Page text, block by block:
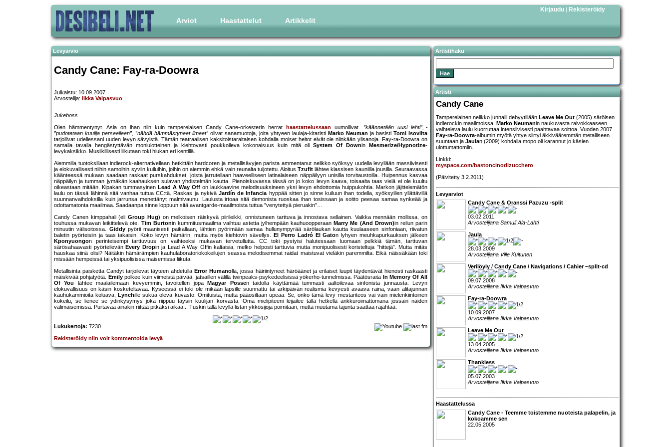
Arviot Haastattelut Artikkelit
Kirjaudu | Rekisteröidy
Levyarvio
Candy Cane: Fay-ra-Doowra
Julkaistu: 10.09.2007
Arvostelija:
Ilkka Valpasvuo
Jukeboss
Olen hämmentynyt. Asia on ihan niin kuin tamperelaisen Candy Cane-orkesterin herrat
haastattelussaan uumoilivat. ”käännetään uusi lehti”,
”pudotetaan kuulija perseelleen”, ”nähdä hämmästyneet ilmeet” olivat sanamuotoja, joita yhtyeen laulaja-kitaristi Marko Neuman ja basisti Tomi Isoviita
tarjoilivat udellessani uuden levyn sävyistä. Tämän teatraalisen kaksitoistaraitaisen kohdalla moiset heitot eivät ole niinkään ylisanoja. Fay-ra-Doowra on
samalla tavalla hengästyttävän moniulotteinen ja kiehtovasti poukkoileva kokonaisuus kuin mitä oli System Of Downin Mesmerize/Hypnotize-
levykaksikko. Musiikillisesti liikutaan toki hiukan eri kentillä.
Aiemmilla tuotoksillaan indierock-alternativellaan hetkittäin hardcoren ja metallisävyjen parista ammentanut nelikko syöksyy uudella levyllään massiivisesti
ja elokuvallisesti niihin samoihin syviin kuiluihin, joihin on aiemmin ehkä vain reunalta tuijotettu. AloitusTzufit lähtee klassisen kauniilla jousilla. Seuraavassa
käänteessä mukaan saadaan raskaat purskahdukset, joista jarrutellaan haaveelliseen latinalaiseen näppäilyyn unisilla torvitaustoilla. Huipennus kasvaa
näppäilyn ja tumman jymäkän kaahauksen sulavan yhdistelmän kautta. Pienoiskuvassa tässä on jo koko levyn kaava, toisaalta taas vielä ei ole kuultu
oikeastaan mitään. Kipakan tummasyinen Lead A Way Off on laukkaavine melodisuuksineen yksi levyn ehdottomia huippukohtia. Markon jäjittelemätön
laulu on tässä lähinnä sitä vanhaa tuttua CC:tä. Raskas ja nykivä Jardín de Infanciahyppää sitten jo sinne kuiluun ihan todella, syöksyillen yllättävillä
suunnanvaihdoksilla kuin jarrunsa menettänyt malmivaunu. Laulusta irtoaa sitä demonista ruoskaa ihan tosissaan ja soitto peesaa samaa synkeää ja
odottamatonta maailmaa. Saadaanpa sinne loppuun sitä avantgarde-maailmoista tuttua ”venytettyä pieruakin”…
Candy Canen kimppahali (eliGroup Hug) on melkoisen räiskyvä piirileikki, onnistuneen tarttuva ja innostava sellainen. Vaikka mennään mollissa, on
touhussa mukavan leikittelevä ote. Tim Burtonin kummitusmaailma vaihtuu astetta jylhempään kauhuoopperaan Marry Me (And Drown)in reilun parin
minuutin välisoitossa. Giddypyörii maanisesti paikallaan, lähtien pyörimään samaa hullunympyrää särölaukan kautta kuulaaseen sinfoniaan, riivatun
baletin pyörteisiin ja taas takaisin. Koko levyn hämärin, mutta myös kiehtovin sävellys.
El Perro Ladró El Gaton lyhyen meuhkapurkauksen jälkeen
Kponyuongon perinteisempi tarttuvuus on vaihteeksi mukavan tervetullutta. CC toki pystyisi halutessaan luomaan pelkkiä tämän, tarttuvan
särösahaavasti pyörteilevän Every Dropin ja Lead A Way Offin kaltaisia, melko helposti tarttuvia mutta monipuolisesti koristeltuja ”hittejä”. Mutta mitäs
hauskaa siinä olisi? Näitäkin hämärämpien kauhulaboratoriokokeilujen seassa melodisemmat raidat maistuvat vieläkin paremmilta. Eikä näissäkään toki
missään hempeissä tai yksipuolisissa maisemissa liikuta.
Metallisinta paisketta Candyt tarjoilevat täyteen ahdetulla Error Humano lla, jossa häiriintyneet häröäänet ja erilaiset luupit täydentävät hienosti raskaasti
mäiskivää pohjatyötä. Emilypolkee kuin viimeistä päivää, jatsaillen välillä twinpeaks-psykedeelisissä yökerho-tunnelmissa. Päätösraita In Memory Of All
Of You
lähtee maalailemaan kevyemmin, tavoitellen jopa Magyar Possen taidolla käyttämää tummasti aaltoilevaa sinfonista junnausta. Levyn
elokuvallisuus on käsin kosketeltavaa. Kyseessä ei toki ole mikään lapsille suunnattu tai arkipäivän realismia kevyesti avaava raina, vaan alitajunnan
kauhukammioita koluava, Lynchille sukua oleva kuvasto. Omituista, mutta pääosiltaan upeaa. Se, onko tämä levy mestariteos vai vain mielenkiintoinen
kokeilu, se lienee se ydinkysymys joka riippuu täysin kuulijan korvasta. Oma mielipiteeni leijailee tällä hetkellä ankkuroimattomana jossain näiden
välimaisemissa. Purtavaa ainakin riittää pitkäksi aikaa... Tuskin tällä levyllä listan ykkösijoja poimitaan, mutta muutama tajunta saattaa räjähtää.
Lukukertoja: 7230
Rekisteröidy niin voit kommentoida levyä
Artistihaku
Artisti
Candy Cane
Tamperelainen nelikko junnaili debyytillään Leave Me Out (2005) säröisen
indierockin maailmoissa. Marko Neumanin naukuvasta raivokkaaseen
vaihteleva laulu kuorruttaa intensiivisesti paahtavaa soittoa. Vuoden 2007
Fay-ra-Doowra-albumin myötä yhtye siirtyi äkkivääremmän metalliseen
suuntaan ja Jaulan (2009) kohdalla mopo oli karannut jo käsien
ulottumattomiin.
Linkki:
myspace.com/bastoncinodizucchero
(Päivitetty 3.2.2011)
Levyarviot
Candy Cane & Oranssi Pazuzu -split
03.02.2011
Arvostelijana Samuli Ala-Lahti
Jaula
28.03.2009
Arvostelijana Ville Kuitunen
Verilöyly / Candy Cane / Navigations / Cahier –split-cd
09.07.2008
Arvostelijana Ilkka Valpasvuo
Fay-ra-Doowra
10.09.2007
Arvostelijana Ilkka Valpasvuo
Leave Me Out
13.04.2005
Arvostelijana Ilkka Valpasvuo
Thankless
05.07.2003
Arvostelijana Ilkka Valpasvuo
Haastattelussa
Candy Cane - Teemme toistemme nuoteista palapelin, ja
kokoamme sen
22.05.2005